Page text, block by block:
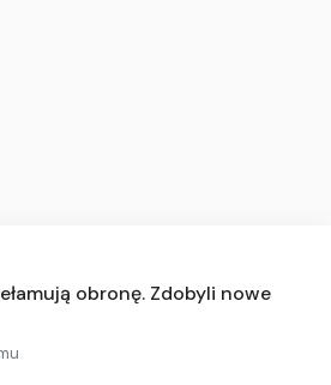
obronę. Zdobyli nowe